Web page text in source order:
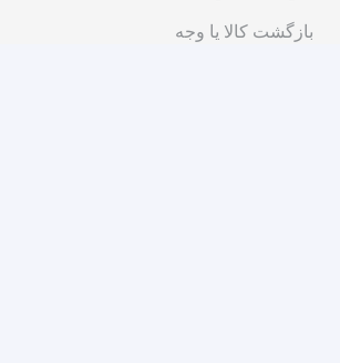
بازگشت کالا یا وجه